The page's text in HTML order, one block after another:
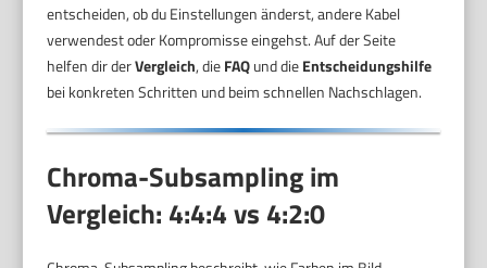
entscheiden, ob du Einstellungen änderst, andere Kabel
verwendest oder Kompromisse eingehst. Auf der Seite
helfen dir derVergleich, dieFAQund dieEntscheidungshilfe
bei konkreten Schritten und beim schnellen Nachschlagen.
Chroma-Subsampling im
Vergleich: 4:4:4 vs 4:2:0